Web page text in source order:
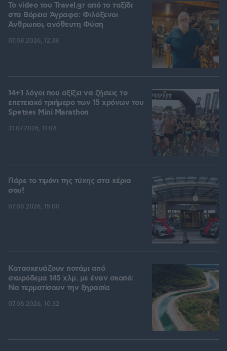
To video του Travel.gr από το ταξίδι
στα Βόρεια Άγραφα: Φιλόξενοι
Άνθρωποι, ανόθευτη Φύση
07.08.2026, 12:38
14+1 λόγοι που αξίζει να ζήσεις το
επετειακό τριήμερο των 15 χρόνων του
Spetses Mini Marathon
31.07.2026, 11:04
Πάρε το τιμόνι της τύχης στα χέρια
σου!
07.08.2026, 15:00
Κατασκευάζουν ποτάμι από
σκυρόδεμα 145 χλμ. με έναν σκοπό:
Να τερματίσουν την ξηρασία
07.08.2026, 10:32